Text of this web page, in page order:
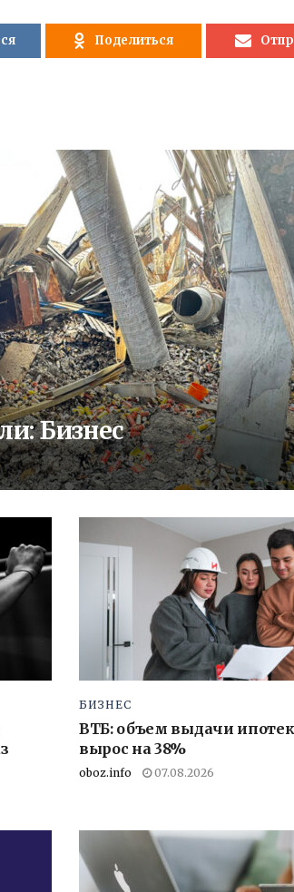
Поделиться
Бизнес
БИЗНЕС
ВТБ: объем выдачи
вырос на 38%
oboz.info 07.08.2026